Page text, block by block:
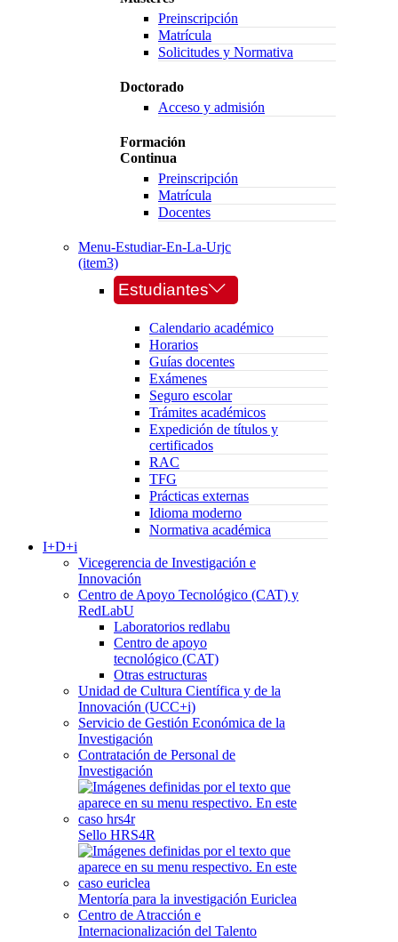
Preinscripción
Matrícula
Solicitudes y Normativa
Doctorado
Acceso y admisión
Formación
Continua
Preinscripción
Matrícula
Docentes
Menu-Estudiar-En-La-Urjc
(item3)
Estudiantes
Calendario académico
Horarios
Guías docentes
Exámenes
Seguro escolar
Trámites académicos
Expedición de títulos y
certificados
RAC
TFG
Prácticas externas
Idioma moderno
Normativa académica
I+D+i
Vicegerencia de Investigación e
Innovación
Centro de Apoyo Tecnológico (CAT) y
RedLabU
Laboratorios redlabu
Centro de apoyo
tecnológico (CAT)
Otras estructuras
Unidad de Cultura Científica y de la
Innovación (UCC+i)
Servicio de Gestión Económica de la
Investigación
Contratación de Personal de
Investigación
Sello HRS4R
Mentoría para la investigación Euriclea
Centro de Atracción e
Internacionalización del Talento